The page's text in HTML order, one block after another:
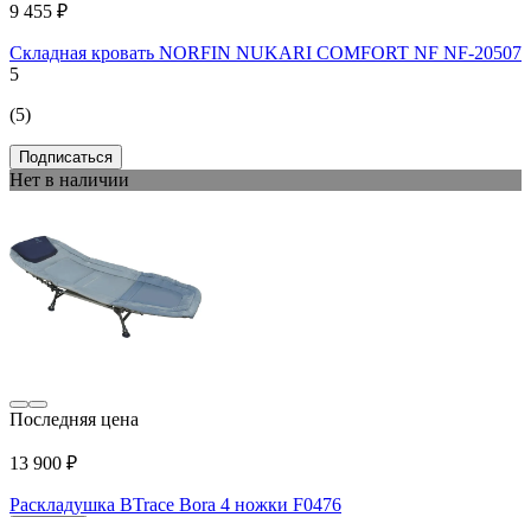
9 455 ₽
Складная кровать NORFIN NUKARI COMFORT NF NF-20507
5
(5)
Подписаться
Нет в наличии
Последняя цена
13 900 ₽
Раскладушка BTrace Bora 4 ножки F0476